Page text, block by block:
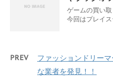
ゲームの買い取
今回はプレイ
PREV
ファッションドリー
な業者を発見！！